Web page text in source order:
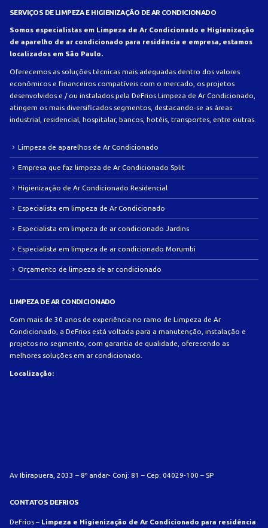
SERVIÇOS DE LIMPEZA E HIGIENIZAÇÃO DE AR CONDICIONADO
Somos especialistas em Limpeza de Ar Condicionado e Higienização
de aparelho de ar condicionado para residência e empresa, estamos
localizados em São Paulo.
Oferecemos as soluções técnicas mais adequadas dentro dos valores
econômicos e financeiros compatíveis com o mercado, os projetos
desenvolvidos e / ou instalados pela DeFrios Limpeza de Ar Condicionado,
atingem os mais diversificados segmentos, destacando-se as áreas:
industrial, residencial, hospitalar, bancos, hotéis, transportes, entre outras.
Limpeza de aparelhos de Ar Condicionado
Empresa que faz limpeza de Ar Condicionado Split
Higienização de Ar Condicionado Residencial
Especialista em limpeza de Ar Condicionado
Especialista em limpeza de ar condicionado Jardins
Especialista em limpeza de ar condicionado Morumbi
Orçamento de limpeza de ar condicionado
LIMPEZA DE AR CONDICIONADO
Com mais de 30 anos de experiência no ramo de Limpeza de Ar
Condicionado, a DeFrios está voltada para a manutenção, instalação e
projetos no segmento, com garantia de qualidade, oferecendo as
melhores soluções em ar condicionado.
Localização:
Av Ibirapuera, 2033 – 8º andar- Conj: 81 – Cep: 04029-100 – SP
CONTATOS DEFRIOS
DeFrios – Limpeza e Higienização de Ar Condicionado para residência